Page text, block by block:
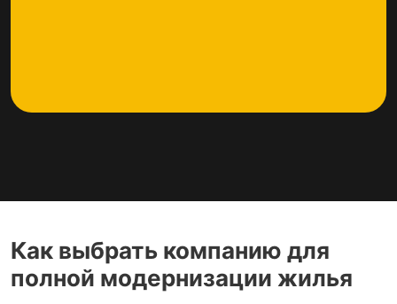
Как выбрать компанию для
полной модернизации жилья